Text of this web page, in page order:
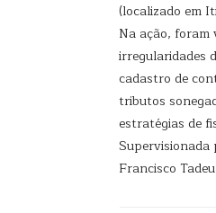
(localizado em
Na ação, foram
irregularidades
cadastro de
tributos
estratégias de
Supervisionada
Francisco